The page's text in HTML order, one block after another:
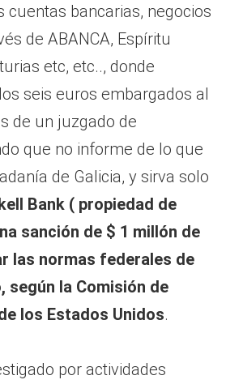
cuentas bancarias, negocios
de ABANCA, Espíritu
etc, etc.., donde
seis euros embargados al
de un juzgado de
que no informe de lo que
de Galicia, y sirva solo
Bank ( propiedad de
sanción de $ 1 millón de
las normas federales de
según la Comisión de
los Estados Unidos.
por actividades